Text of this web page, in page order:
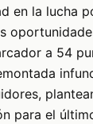
en la lucha
a 54
para el